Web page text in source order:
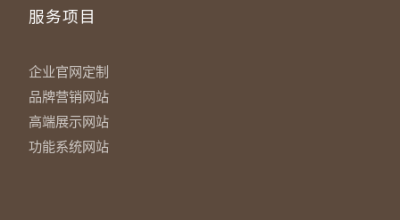
服务项目
企业官网定制
品牌营销网站
高端展示网站
功能系统网站